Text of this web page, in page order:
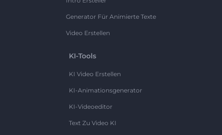
Generator Für Animierte Texte
Video Erstellen
KI-Tools
KI Video Erstellen
KI-Animationsgenerator
KI-Videoeditor
Text Zu Video KI